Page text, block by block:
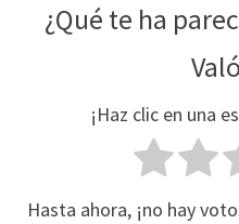
¿Qué te ha
¡Haz clic en una
Hasta ahora, ¡no hay